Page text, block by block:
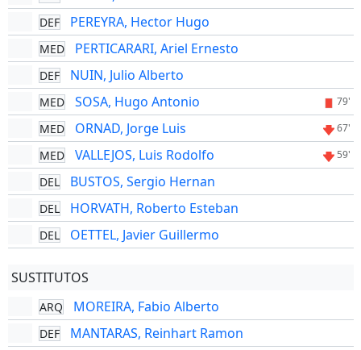
DEF PEREYRA, Hector Hugo
MED PERTICARARI, Ariel Ernesto
DEF NUIN, Julio Alberto
MED SOSA, Hugo Antonio 79'
MED ORNAD, Jorge Luis 67'
MED VALLEJOS, Luis Rodolfo 59'
DEL BUSTOS, Sergio Hernan
DEL HORVATH, Roberto Esteban
DEL OETTEL, Javier Guillermo
SUSTITUTOS
ARQ MOREIRA, Fabio Alberto
DEF MANTARAS, Reinhart Ramon